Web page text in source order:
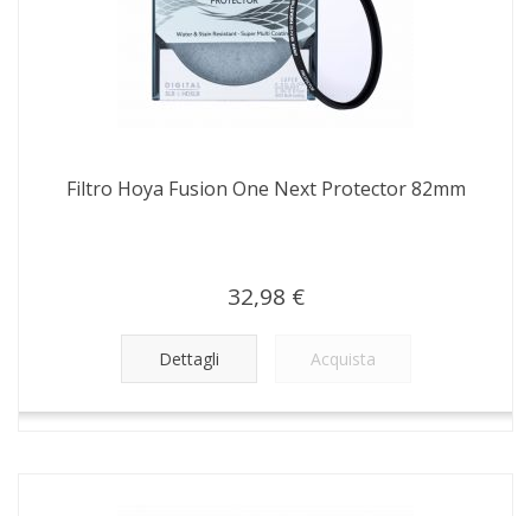
Filtro Hoya Fusion One Next Protector 82mm
32,98 €
Dettagli Acquista